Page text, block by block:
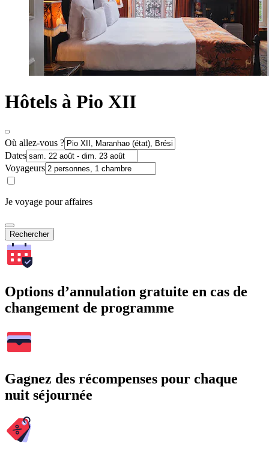
Hôtels à Pio XII
Où allez-vous ?
Dates
Voyageurs
Je voyage pour affaires
Rechercher
Options d’annulation gratuite en cas de
changement de programme
Gagnez des récompenses pour chaque
nuit séjournée